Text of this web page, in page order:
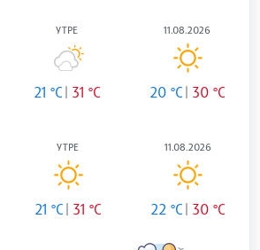
УТРЕ
21 °C 31 °C
11.08.2026
20 °C 30 °C
УТРЕ
21 °C 31 °C
11.08.2026
22 °C 30 °C